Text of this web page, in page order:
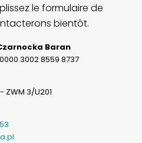
le formulaire de
bientôt.
Baran
3002 8559 8737
ZWM 3/U201